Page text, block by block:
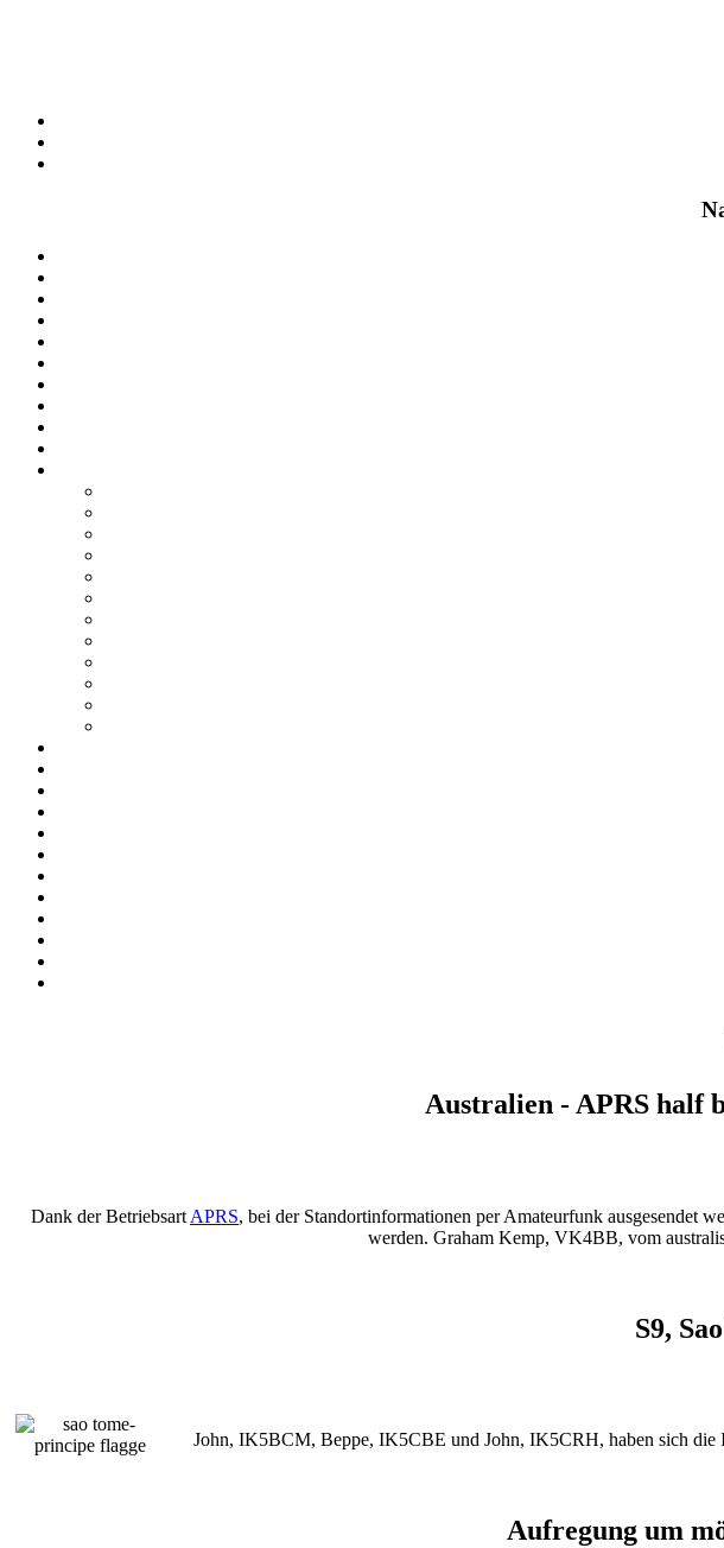
Australien - APRS half
Dank der Betriebsart APRS, bei der Standortinformationen per Amateurfunk ausgesendet
werden. Graham Kemp, VK4BB, vom
S9,
John, IK5BCM, Beppe, IK5CBE und John, IK5CRH, haben sich
Aufregung um